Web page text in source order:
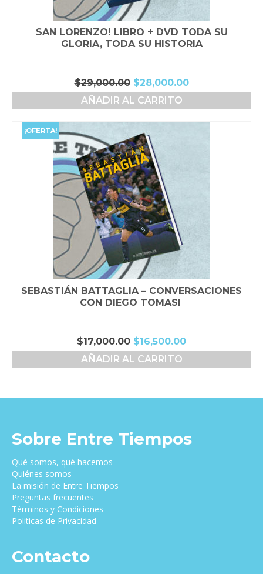
SAN LORENZO! LIBRO + DVD TODA SU
GLORIA, TODA SU HISTORIA
$29,000.00 El
precio
original
$28,000.00El
precio
AÑADIR AL CARRITO
¡OFERTA!
SEBASTIÁN BATTAGLIA – CONVERSACIONES
CON DIEGO TOMASI
$17,000.00 El
precio
original
$16,500.00El
precio
AÑADIR AL CARRITO
Sobre Entre Tiempos
Qué somos, qué hacemos
Quiénes somos
La misión de Entre Tiempos
Preguntas frecuentes
Términos y Condiciones
Politicas de Privacidad
Contacto